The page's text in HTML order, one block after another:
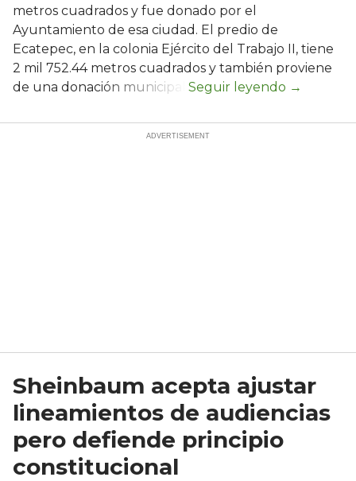
metros cuadrados y fue donado por el
Ayuntamiento de esa ciudad. El predio de
Ecatepec, en la colonia Ejército del Trabajo II, tiene
2 mil 752.44 metros cuadrados y también proviene
de una donación municipal.
Sheinbaum acepta ajustar
lineamientos de audiencias
pero defiende principio
constitucional